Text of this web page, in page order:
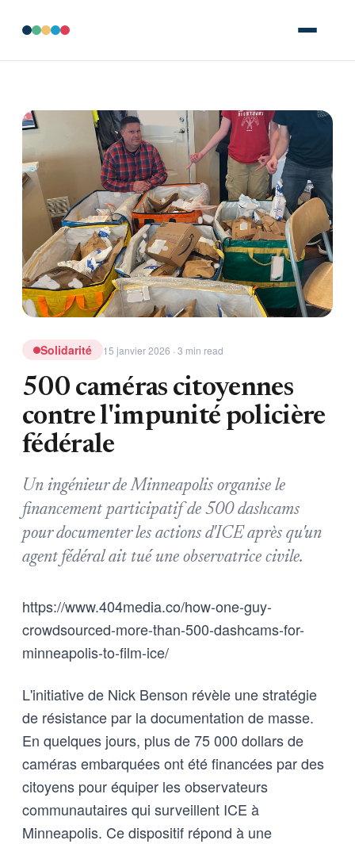
Solidarité 15 janvier 2026 · 3 min read
500 caméras citoyennes
contre l'impunité policière
fédérale
Un ingénieur de Minneapolis organise le
financement participatif de 500 dashcams
pour documenter les actions d'ICE après qu'un
agent fédéral ait tué une observatrice civile.
https://www.404media.co/how-one-guy-
crowdsourced-more-than-500-dashcams-for-
minneapolis-to-film-ice/
L'initiative de Nick Benson révèle une stratégie
de résistance par la documentation de masse.
En quelques jours, plus de 75 000 dollars de
caméras embarquées ont été financées par des
citoyens pour équiper les observateurs
communautaires qui surveillent ICE à
Minneapolis. Ce dispositif répond à une